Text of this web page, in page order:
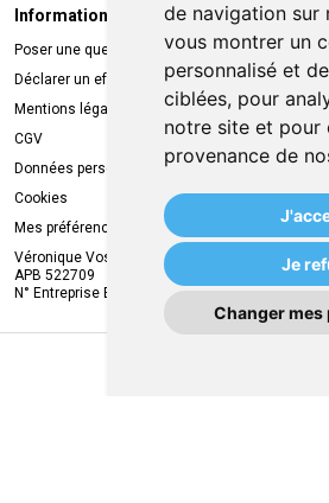
de navigation sur
vous montrer un
personnalisé et
ciblées, pour
notre site et pour
provenance de
Je
Changer mes
Informations légales
Poser une question
Déclarer un effet indésirable
Mentions légales
CGV
Données personnelles
Cookies
Mes préférences Cookies
Véronique Vos
APB 522709
N° Entreprise BE0749.944.612